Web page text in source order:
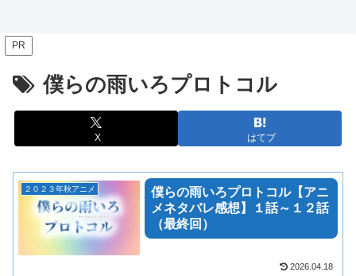
PR
僕らの雨いろプロトコル
X はてブ
２０２３年秋アニメ
僕らの雨いろプロトコル【アニ
メネタバレ感想】１話～１２話
（最終回）
2026.04.18